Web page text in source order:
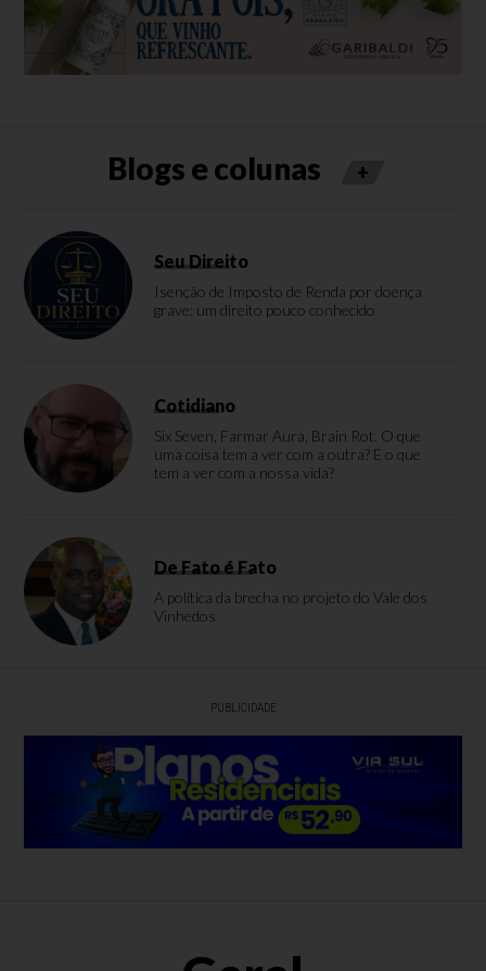
Blogs e colunas +
Seu Direito
Isenção de Imposto de Renda por doença
grave: um direito pouco conhecido
Cotidiano
Six Seven, Farmar Aura, Brain Rot. O que
uma coisa tem a ver com a outra? E o que
tem a ver com a nossa vida?
De Fato é Fato
A política da brecha no projeto do Vale dos
Vinhedos
PUBLICIDADE